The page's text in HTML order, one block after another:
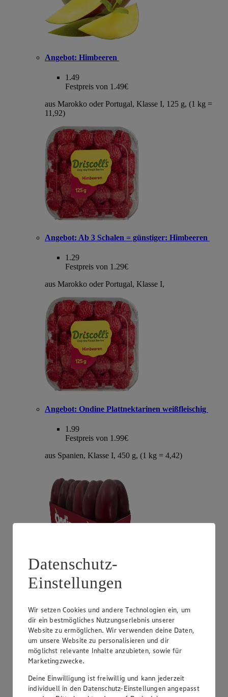
Angebot: Himbeeren
1.49
Festpreis von 1.49€
aus Marokko oder Portugal, Klasse I, 125 g, (1 kg =
11,92)
Angebot: Ab 3 Schalen = günstiger: Himbeeren
1.29
Festpreis von 1.29€
aus Marokko oder Portugal, Klasse I,
Angebot: Ondine Plattnektarinen weißfleischig
1.99
Festpreis von 1.99€
aus Spanien, Klasse I, 450 g, (1 kg = 4,42)
Angebot:Unsere Heimat Zucchini
Festpreis von 1.49€
aus Süddeutschland, Klasse I, 1 kg
Datenschutz-
Einstellungen
Wir setzen Cookies und andere Technologien ein, um
dir ein bestmögliches Nutzungserlebnis unserer
Website zu ermöglichen. Wir verwenden deine Daten,
um unsere Website zu personalisieren und dir
möglichst relevante Inhalte anzubieten, sowie für
Marketingzwecke.
Deine Einwilligung ist freiwillig und kann jederzeit
individuell in den Datenschutz-Einstellungen angepasst